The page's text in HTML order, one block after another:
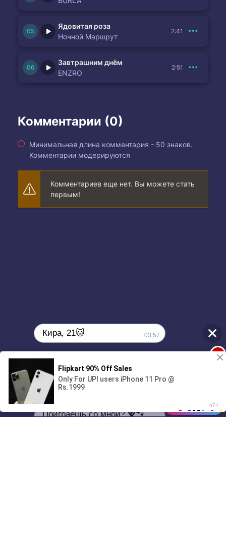
Ядовитая роза
Ночной Маршрут
2:41
Завтрашним днём
ENZRO
2:51
Комментарии (0)
Минимальная длина комментария - 50 знаков.
Комментарии модерируются
Комментариев еще нет. Вы можете стать
первым!
01/07
00:00
Кира, 21🐱 03:57
Поиграешь со мной? 💖🐾
1